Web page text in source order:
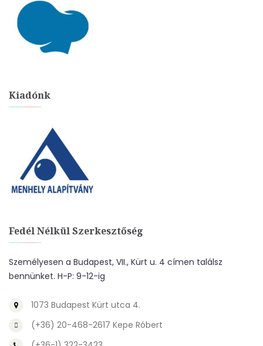
Kiadónk
Fedél Nélkül Szerkesztőség
Személyesen a Budapest, VII., Kürt u. 4 címen találsz
bennünket. H-P: 9-12-ig
1073 Budapest Kürt utca 4.
(+36) 20-468-2617 Kepe Róbert